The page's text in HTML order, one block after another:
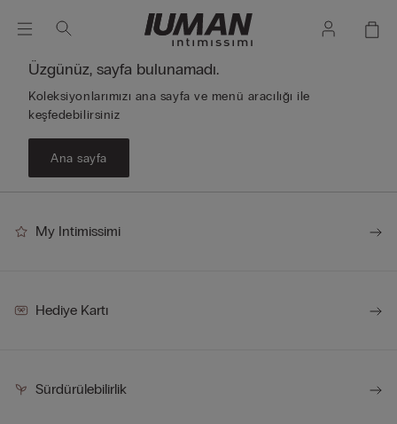
Üzgünüz, sayfa bulunamadı.
Koleksiyonlarımızı ana sayfa ve menü aracılığı ile
keşfedebilirsiniz
Ana sayfa
My Intimissimi
Hediye Kartı
Sürdürülebilirlik